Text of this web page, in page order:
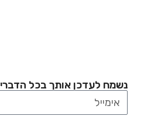
נשמח לעדכן אותך בכל